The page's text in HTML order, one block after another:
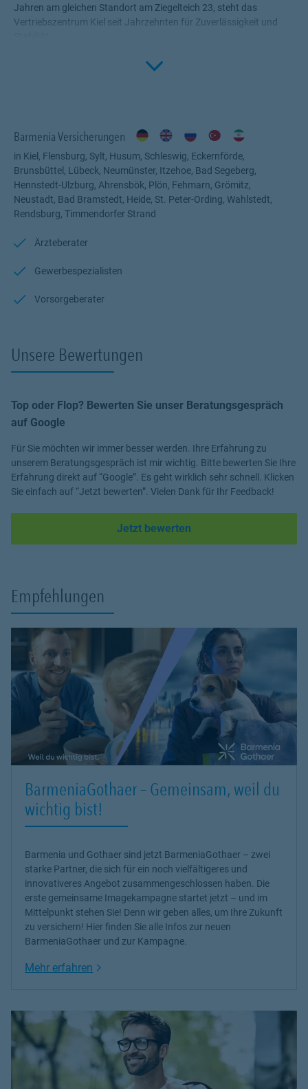
Jahren am gleichen Standort am Ziegelteich 23, steht das
Vertriebszentrum Kiel seit Jahrzehnten für Zuverlässigkeit und
Neben hohem Fachwissen und großer Erfahrung steht der
ermitteln. Versicherungen, die Ihnen die nötige Sicherheit geben,
Ihr Leben ohne Wenn und Aber zu genießen! Profitieren Sie von
unserem Fachwissen, unserer Begeisterung für alle Fragen rund
um das Thema Versicherung und Vorsorge.
Neben unserem Vertriebszentrum in Kiel stehen Ihnen weitere
Büros in Lübeck, Neumünster, Flensburg sowie weitere Agenturen,
verteilt in ganz Schleswig-Holstein, für Ihre persönliche Beratung
vor Ort zur Verfügung. Wir beraten Sie gern in Schleswig-Holstein -
von Flensburg bis Brunsbüttel - von Sylt bis Lübeck - von St. Peter-
Ording über Neumünster bis Burg auf Fehmarn - von Glücksburg
über Schleswig und Kiel bis Henstedt-Ulzburg - wir kommen zu
Ihnen! #MachenWirGern Barmenia Einfach. Menschlich.
auch die Barmenia im Bereich der Nachhaltigkeit aktiv.
#MachenWirGern
Click to
Barmenia Versicherungen
in Kiel, Flensburg, Sylt, Husum, Schleswig, Eckernförde,
Brunsbüttel, Lübeck, Neumünster, Itzehoe, Bad Segeberg,
Hennstedt-Ulzburg, Ahrensbök, Plön, Fehmarn, Grömitz,
Neustadt, Bad Bramstedt, Heide, St. Peter-Ording, Wahlstedt,
Rendsburg, Timmendorfer Strand
Ärzteberater
Gewerbespezialisten
Vorsorgeberater
Unsere Bewertungen
Top oder Flop? Bewerten Sie unser Beratungsgespräch
auf Google
Für Sie möchten wir immer besser werden. Ihre Erfahrung zu
unserem Beratungsgespräch ist mir wichtig. Bitte bewerten Sie Ihre
Erfahrung direkt auf “Google”. Es geht wirklich sehr schnell. Klicken
Sie einfach auf “Jetzt bewerten”. Vielen Dank für Ihr Feedback!
Jetzt bewerten
Empfehlungen
BarmeniaGothaer – Gemeinsam, weil du
wichtig bist!
Barmenia und Gothaer sind jetzt BarmeniaGothaer – zwei
starke Partner, die sich für ein noch vielfältigeres und
innovativeres Angebot zusammengeschlossen haben. Die
erste gemeinsame Imagekampagne startet jetzt – und im
Mittelpunkt stehen Sie! Denn wir geben alles, um Ihre Zukunft
zu versichern! Hier finden Sie alle Infos zur neuen
BarmeniaGothaer und zur Kampagne.
Mehr erfahren Link Opens in New Tab